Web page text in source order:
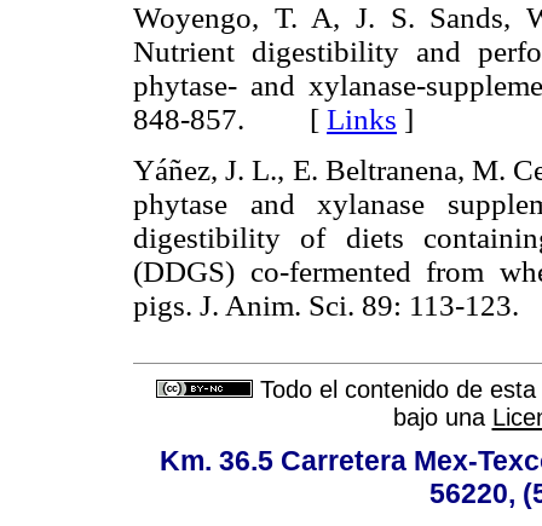
Woyengo, T. A, J. S. Sands,
Nutrient digestibility and
phytase- and xylanase-
848-857. [ Links ]
Yáñez, J. L., E. Beltranena, M.
phytase and xylanase
digestibility of diets
(DDGS) co-fermented from
pigs. J. Anim. Sci. 89: 113-
Todo el contenido de
bajo una
Km. 36.5 Carretera Mex-
56220,